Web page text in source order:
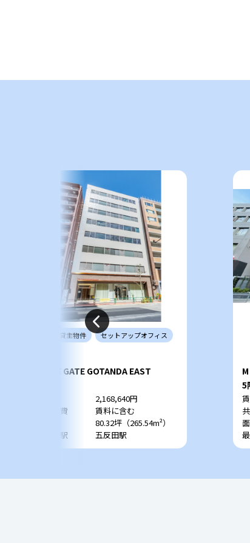
貸主物件 セットアップオフィス
THE GATE GOTANDA EAST
2,168,640円
共益費
賃料に含む
80.32坪（265.54m²）
最寄駅
五反田駅
5